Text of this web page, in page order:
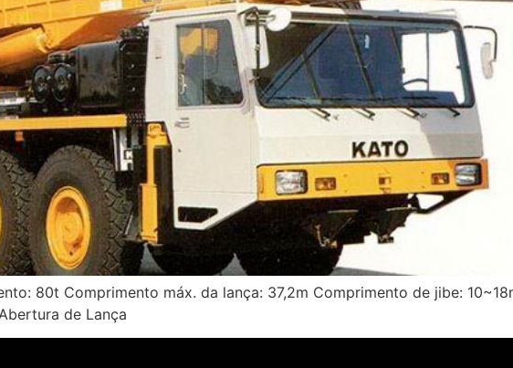
80t Comprimento máx. da lança: 37,2m Comprimento de jibe:
de Lança